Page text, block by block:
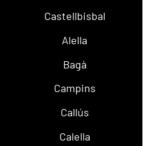
Castellbisbal
Alella
Bagà
Campins
Callús
Calella